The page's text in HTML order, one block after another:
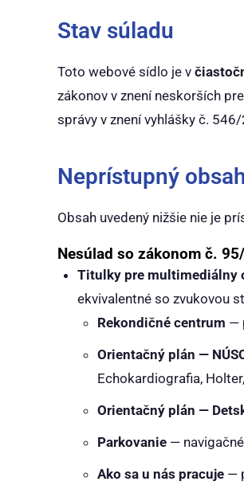
Stav súladu
Toto webové sídlo je v
zákonov v znení neskorších
správy v znení vyhlášky č.
Neprístupný obsah
Obsah uvedený nižšie nie je
Nesúlad so zákonom č.
Titulky pre multimediálny
ekvivalentné so zvukovou
Rekondičné centrum —
Orientačný plán —
Echokardiografia,
Orientačný plán —
Parkovanie —
Ako sa u nás pracuje —